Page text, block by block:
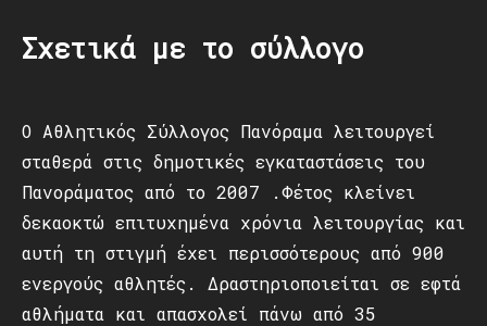
Σχετικά με το σύλλογο
Ο Αθλητικός Σύλλογος Πανόραμα λειτουργεί
σταθερά στις δημοτικές εγκαταστάσεις του
Πανοράματος από το 2007 .Φέτος κλείνει
δεκαοκτώ επιτυχημένα χρόνια λειτουργίας και
αυτή τη στιγμή έχει περισσότερους από 900
ενεργούς αθλητές. Δραστηριοποιείται σε εφτά
αθλήματα και απασχολεί πάνω από 35